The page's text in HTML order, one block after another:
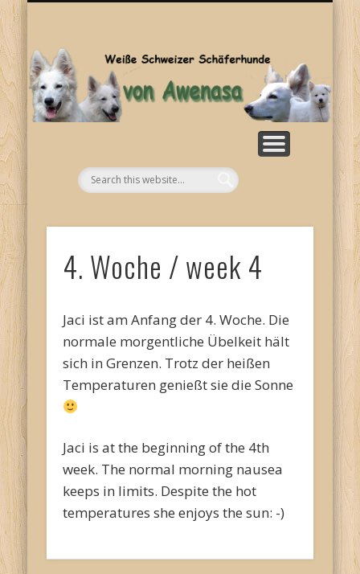
4. Woche / week 4
Jaci ist am Anfang der 4. Woche. Die
normale morgentliche Übelkeit hält
sich in Grenzen. Trotz der heißen
Temperaturen genießt sie die Sonne
Jaci is at the beginning of the 4th
week. The normal morning nausea
keeps in limits. Despite the hot
temperatures she enjoys the sun: -)